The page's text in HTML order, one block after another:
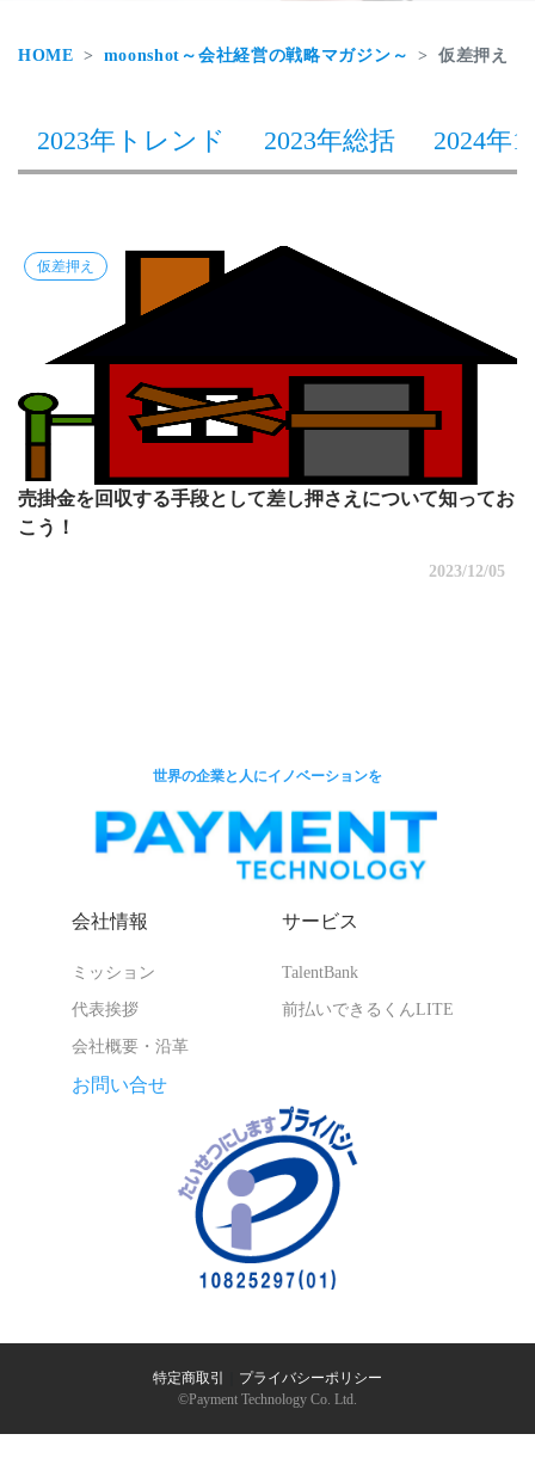
HOME moonshot～会社経営の戦略マガジン～ 仮差押え
2023年トレンド 2023年総括 2024年1
仮差押え
売掛金を回収する手段として差し押さえについて知ってお
こう！
2023/12/05
世界の企業と人にイノベーションを
会社情報
ミッション
代表挨拶
会社概要・沿革
サービス
TalentBank
前払いできるくんLITE
お問い合せ
特定商取引
プライバシーポリシー
©︎Payment Technology Co. Ltd.